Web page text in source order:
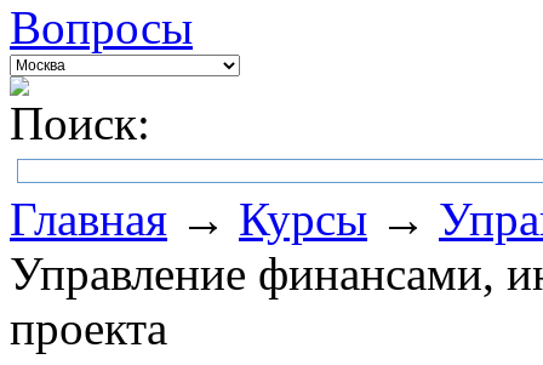
Вопросы
Поиск:
Главная → Курсы →
Управление финансами,
проекта